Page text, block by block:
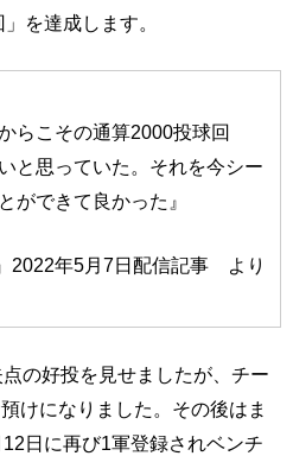
を達成します。
らこその通算2000投球回
と思っていた。それを今シー
ができて良かった』
2022年5月7日配信記事 より
の好投を見せましたが、チー
けになりました。その後はま
日に再び1軍登録されベンチ